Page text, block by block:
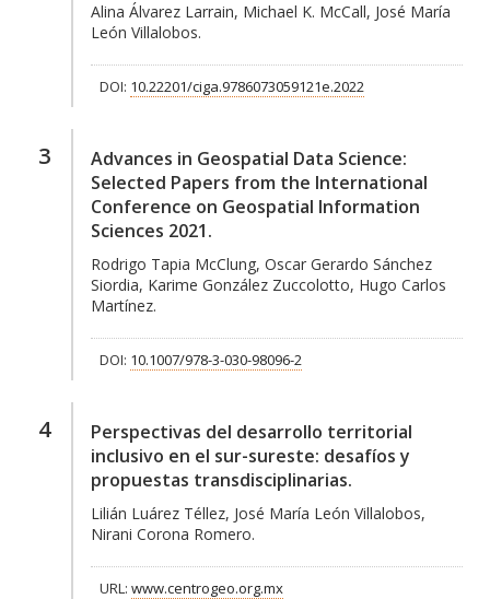
Alina Álvarez Larrain, Michael K. McCall, José María
León Villalobos.
DOI: 10.22201/ciga.9786073059121e.2022
3
Advances in Geospatial Data Science:
Selected Papers from the International
Conference on Geospatial Information
Sciences 2021.
Rodrigo Tapia McClung, Oscar Gerardo Sánchez
Siordia, Karime González Zuccolotto, Hugo Carlos
Martínez.
DOI: 10.1007/978-3-030-98096-2
4
Perspectivas del desarrollo territorial
inclusivo en el sur-sureste: desafíos y
propuestas transdisciplinarias.
Lilián Luárez Téllez, José María León Villalobos,
Nirani Corona Romero.
URL: www.centrogeo.org.mx